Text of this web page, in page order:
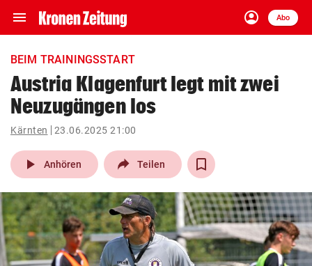
menu Navigation
ein-/ausklappen
account_circle
Anmelden
Abo
close Schließen
account_circle Anmelden
pin_drop
Wien arrow_right
bookmark
search
Suchbegriff
eingeben
BEIM TRAININGSSTART
Austria Klagenfurt legt mit zwei
Neuzugängen los
Kärnten 23.06.2025 21:00
play_arrow Anhören Teilen